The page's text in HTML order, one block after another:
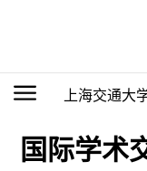
上海交通大
国际学术